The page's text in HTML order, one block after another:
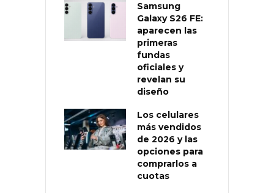
Samsung
Galaxy S26 FE:
aparecen las
primeras
fundas
oficiales y
revelan su
diseño
Los celulares
más vendidos
de 2026 y las
opciones para
comprarlos a
cuotas